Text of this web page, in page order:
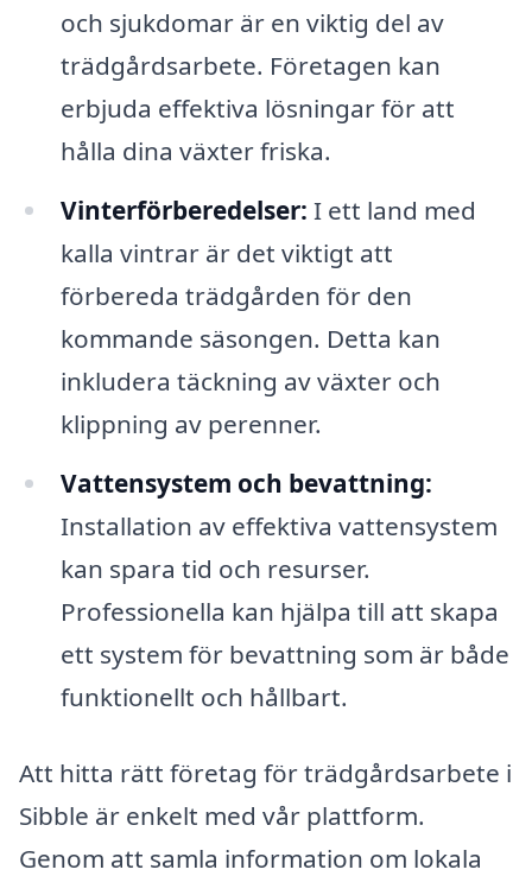
och sjukdomar är en viktig del av
trädgårdsarbete. Företagen kan
erbjuda effektiva lösningar för att
hålla dina växter friska.
Vinterförberedelser: I ett land med
kalla vintrar är det viktigt att
förbereda trädgården för den
kommande säsongen. Detta kan
inkludera täckning av växter och
klippning av perenner.
Vattensystem och bevattning:
Installation av effektiva vattensystem
kan spara tid och resurser.
Professionella kan hjälpa till att skapa
ett system för bevattning som är både
funktionellt och hållbart.
Att hitta rätt företag för trädgårdsarbete i
Sibble är enkelt med vår plattform.
Genom att samla information om lokala